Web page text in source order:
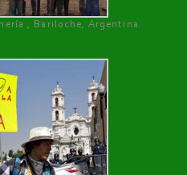
, Bariloche, Argentina